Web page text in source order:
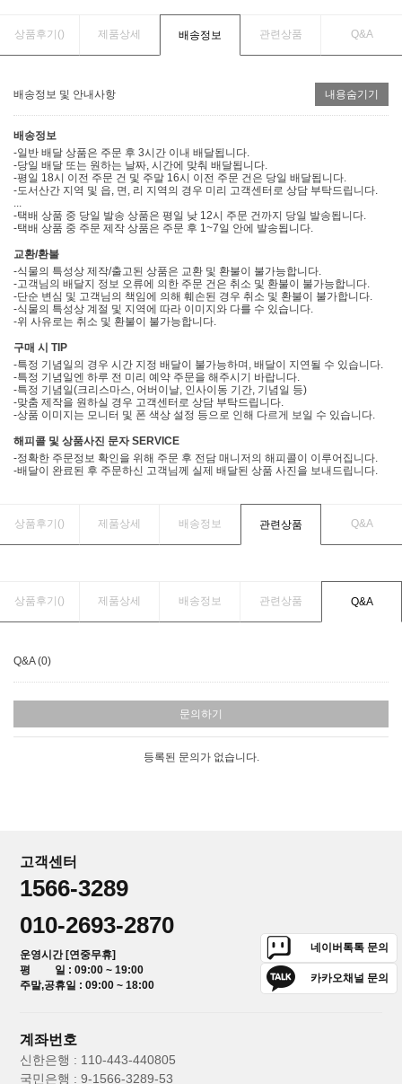
상품후기() 제품상세 배송정보 관련상품 Q&A
배송정보 및 안내사항 내용숨기기
배송정보
-일반 배달 상품은 주문 후 3시간 이내 배달됩니다.
-당일 배달 또는 원하는 날짜, 시간에 맞춰 배달됩니다.
-평일 18시 이전 주문 건 및 주말 16시 이전 주문 건은 당일 배달됩니다.
-도서산간 지역 및 읍, 면, 리 지역의 경우 미리 고객센터로 상담 부탁드립니다.
-택배 상품 중 당일 발송 상품은 평일 낮 12시 주문 건까지 당일 발송됩니다.
-택배 상품 중 주문 제작 상품은 주문 후 1~7일 안에 발송됩니다.
교환/환불
-식물의 특성상 제작/출고된 상품은 교환 및 환불이 불가능합니다.
-고객님의 배달지 정보 오류에 의한 주문 건은 취소 및 환불이 불가능합니다.
-단순 변심 및 고객님의 책임에 의해 훼손된 경우 취소 및 환불이 불가합니다.
-식물의 특성상 계절 및 지역에 따라 이미지와 다를 수 있습니다.
-위 사유로는 취소 및 환불이 불가능합니다.
구매 시 TIP
-특정 기념일의 경우 시간 지정 배달이 불가능하며, 배달이 지연될 수 있습니다.
-특정 기념일엔 하루 전 미리 예약 주문을 해주시기 바랍니다.
-특정 기념일(크리스마스, 어버이날, 인사이동 기간, 기념일 등)
-맞춤 제작을 원하실 경우 고객센터로 상담 부탁드립니다.
-상품 이미지는 모니터 및 폰 색상 설정 등으로 인해 다르게 보일 수 있습니다.
해피콜 및 상품사진 문자 SERVICE
-정확한 주문정보 확인을 위해 주문 후 전담 매니저의 해피콜이 이루어집니다.
-배달이 완료된 후 주문하신 고객님께 실제 배달된 상품 사진을 보내드립니다.
상품후기() 제품상세 배송정보 관련상품 Q&A
상품후기() 제품상세 배송정보 관련상품 Q&A
Q&A (0)
문의하기
등록된 문의가 없습니다.
고객센터
1566-3289
010-2693-2870
운영시간 [연중무휴]
평 일 : 09:00 ~ 19:00
주말,공휴일 : 09:00 ~ 18:00
네이버톡톡 문의
카카오채널 문의
계좌번호
신한은행 : 110-443-440805
국민은행 : 9-1566-3289-53